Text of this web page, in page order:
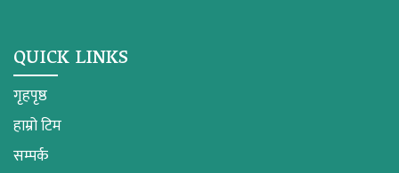
QUICK LINKS
गृहपृष्ठ
हाम्रो टिम
सम्पर्क